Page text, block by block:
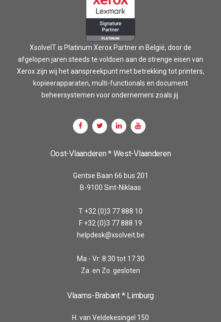
XsolveIT is Platinum Xerox Partner in België, door de
afgelopen jaren steeds te voldoen aan de strenge eisen van
Xerox zijn wij het aanspreekpunt met betrekking tot printers,
kopieerapparaten, multi-functionals en document
beheersystemen voor ondernemers zoals jij.
Oost-Vlaanderen * West-Vlaanderen
Gentse Baan 66 bus 201
B-9100 Sint-Niklaas
T +32 (0)3 77 888 10
F +32 (0)3 77 888 19
helpdesk@xsolveit.be
Ma - Vr: 8:30 tot 17:30
Za. en Zo. gesloten
Vlaams-Brabant * Limburg
H. van Veldekesingel 150